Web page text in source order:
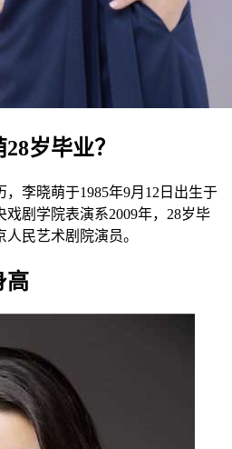
岁毕业？
李晓萌于1985年9月12日出生于
剧学院表演系2009年，28岁毕
民艺术剧院演员。
高